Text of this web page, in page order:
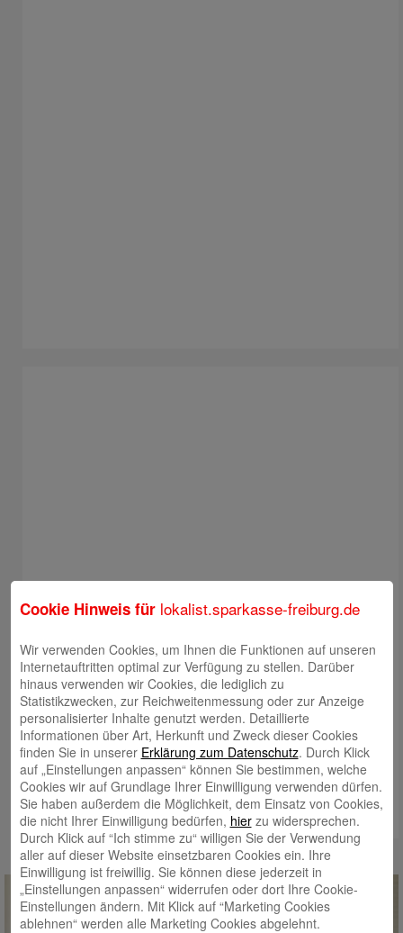
Cookie Hinweis für lokalist.sparkasse-freiburg.de
Wir verwenden Cookies, um Ihnen die Funktionen auf unseren
Internetauftritten optimal zur Verfügung zu stellen. Darüber
hinaus verwenden wir Cookies, die lediglich zu
Statistikzwecken, zur Reichweitenmessung oder zur Anzeige
personalisierter Inhalte genutzt werden. Detaillierte
Informationen über Art, Herkunft und Zweck dieser Cookies
finden Sie in unserer Erklärung zum Datenschutz. Durch Klick
auf „Einstellungen anpassen“ können Sie bestimmen, welche
Cookies wir auf Grundlage Ihrer Einwilligung verwenden dürfen.
Sie haben außerdem die Möglichkeit, dem Einsatz von Cookies,
die nicht Ihrer Einwilligung bedürfen, hierzu widersprechen.
Durch Klick auf “Ich stimme zu“ willigen Sie der Verwendung
aller auf dieser Website einsetzbaren Cookies ein. Ihre
Einwilligung ist freiwillig. Sie können diese jederzeit in
„Einstellungen anpassen“ widerrufen oder dort Ihre Cookie-
Einstellungen ändern. Mit Klick auf “Marketing Cookies
ablehnen“ werden alle Marketing Cookies abgelehnt.